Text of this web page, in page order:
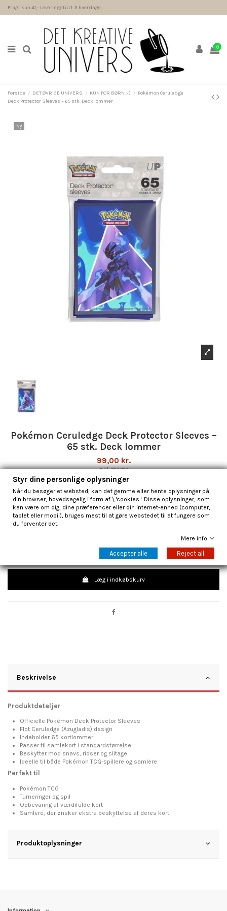
Fragt kun 41,- Leveringstid 1-3 hverdage
0
Forside DET ØVRIGE UNIVERS KUN FOR BØRN :-)
Pokémon Ceruledge
Deck Protector Sleeves – 65 stk. Deck lommer
Ny
Pokémon Ceruledge Deck Protector Sleeves –
65 stk. Deck lommer
99,00 kr.
Inkl. moms
Beskyt dine Pokémon-kort med disse officiellePokémon Ceruledge Deck
Protector Sleeves. Kortlommerne har et flot og kraftfuldt motiv afCeruledge
(Azugladis)og er perfekte til både turneringer, spil og opbevaring af
værdifulde samlekort.
Sleeves beskytter kortene mod ridser, snavs og almindeligt slid, samtidig
Læg i indkøbskurv
Beskrivelse
Produktdetaljer
Officielle Pokémon Deck Protector Sleeves
Flot Ceruledge (Azugladis) design
Indeholder 65 kortlommer
Passer til samlekort i standardstørrelse
Beskytter mod snavs, ridser og slitage
Ideelle til både Pokémon TCG-spillere og samlere
Perfekt til
Pokémon TCG
Turneringer og spil
Opbevaring af værdifulde kort
Samlere, der ønsker ekstra beskyttelse af deres kort
Produktoplysninger
Styr dine personlige oplysninger
Når du besøger et websted, kan det gemme eller hente oplysninger på
din browser, hovedsagelig i form af \ 'cookies '. Disse oplysninger, som
kan være om dig, dine præferencer eller din internet-enhed (computer,
tablet eller mobil), bruges mest til at gøre webstedet til at fungere som
du forventer det.
Mere info
Accepter alle Reject all